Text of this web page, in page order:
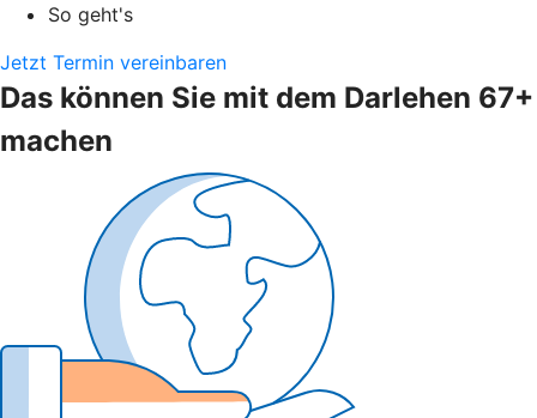
So geht's
Jetzt Termin vereinbaren
Das können Sie mit dem Darlehen 67+
machen